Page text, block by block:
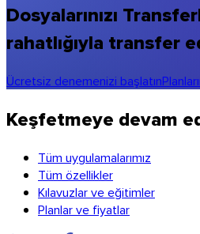
Dosyalarınızı
rahatlığıyla transfer
Ücretsiz denemenizi başlatın
Keşfetmeye devam
Tüm uygulamalarımız
Tüm özellikler
Kılavuzlar ve eğitimler
Planlar ve fiyatlar